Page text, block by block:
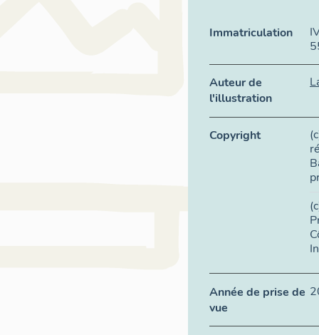
Immatriculation
Auteur de
l'illustration
Copyright
Année de prise de
vue